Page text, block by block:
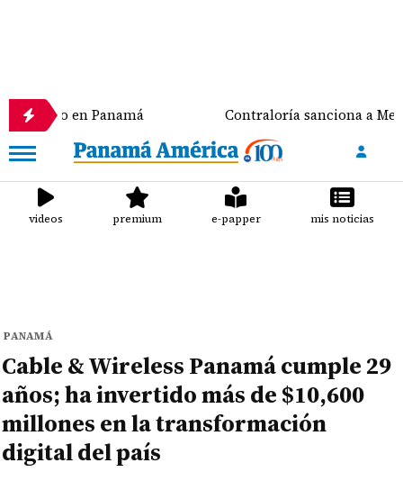
en Panamá Contraloría sanciona a Meduca
videos premium e-papper mis noticias
PANAMÁ
Cable & Wireless Panamá cumple 29
años; ha invertido más de $10,600
millones en la transformación
digital del país